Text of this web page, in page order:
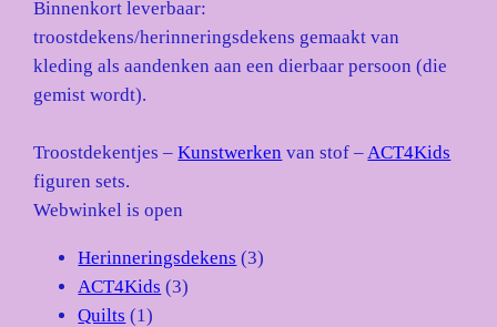
Binnenkort leverbaar:
troostdekens/herinneringsdekens gemaakt van
kleding als aandenken aan een dierbaar persoon (die
gemist wordt).
Troostdekentjes –Kunstwerken van stof – ACT4Kids
figuren sets.
Webwinkel is open
Herinneringsdekens 33
ACT4Kids 33
Quilts 11